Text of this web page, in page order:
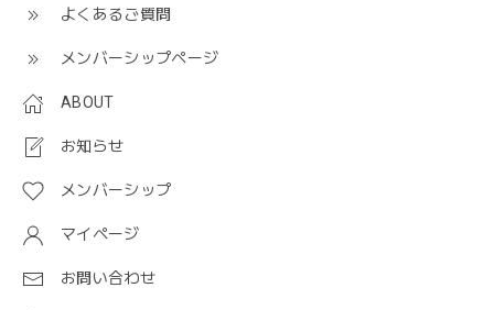
よくあるご質問
メンバーシップページ
ABOUT
お知らせ
メンバーシップ
マイページ
お問い合わせ